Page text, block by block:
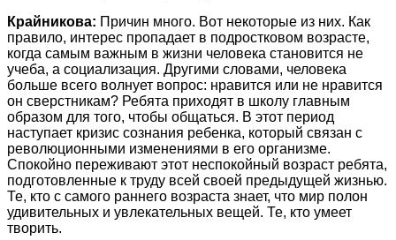
Крайникова: Причин много. Вот некоторые из них. Как
правило, интерес пропадает в подростковом возрасте,
когда самым важным в жизни человека становится не
учеба, а социализация. Другими словами, человека
больше всего волнует вопрос: нравится или не нравится
он сверстникам? Ребята приходят в школу главным
образом для того, чтобы общаться. В этот период
наступает кризис сознания ребенка, который связан с
революционными изменениями в его организме.
Спокойно переживают этот неспокойный возраст ребята,
подготовленные к труду всей своей предыдущей жизнью.
Те, кто с самого раннего возраста знает, что мир полон
удивительных и увлекательных вещей. Те, кто умеет
творить.